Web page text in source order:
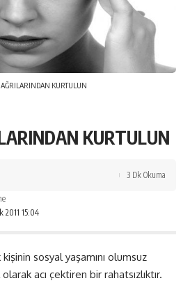
KURTULUN
KURTULUN
2011 15:04
3 Dk Okuma
sosyal yaşamını olumsuz
acı çektiren bir rahatsızlıktır.